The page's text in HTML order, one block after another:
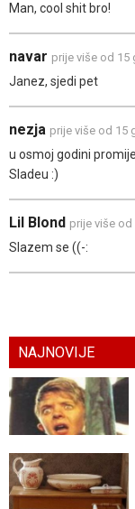
Man, cool shit bro!
navar prije više od 15
Janez, sjedi pet
nezja prije više od 15
u osmoj godini
Sladeu :)
Lil Blond prije više
Slazem se ((-:
NAJNOVIJE